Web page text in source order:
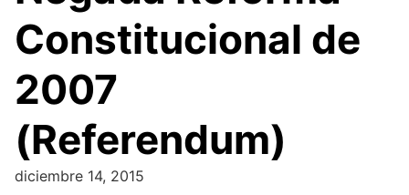
Constitucional de
2007
(Referendum)
diciembre 14, 2015